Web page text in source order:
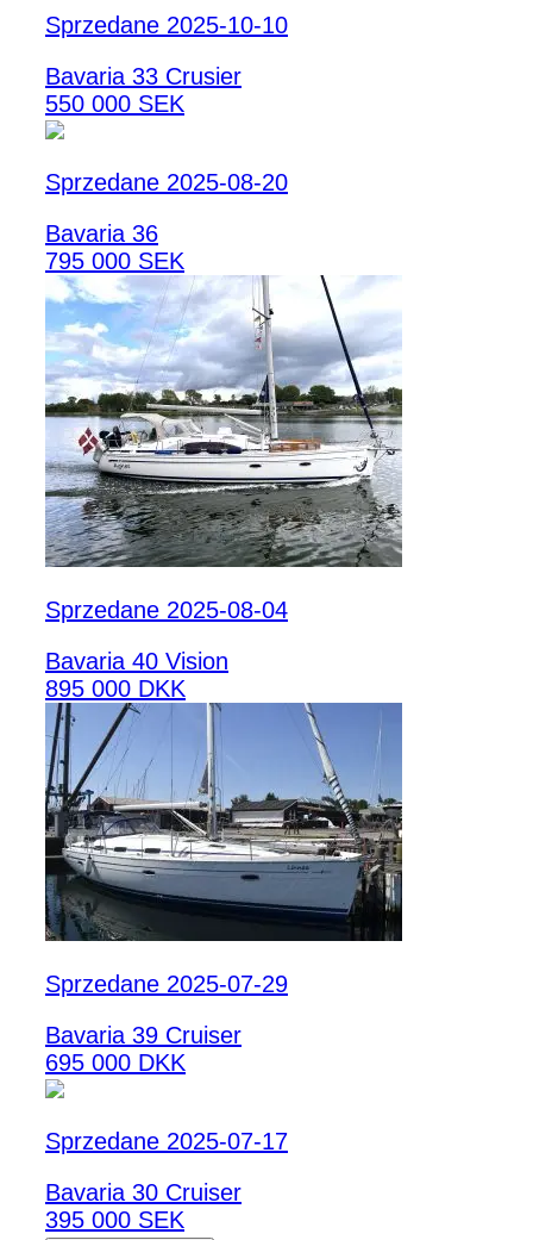
Sprzedane 2025-10-10
Bavaria 33 Crusier
550 000 SEK
Sprzedane 2025-08-20
Bavaria 36
795 000 SEK
Sprzedane 2025-08-04
Bavaria 40 Vision
895 000 DKK
Sprzedane 2025-07-29
Bavaria 39 Cruiser
695 000 DKK
Sprzedane 2025-07-17
Bavaria 30 Cruiser
395 000 SEK